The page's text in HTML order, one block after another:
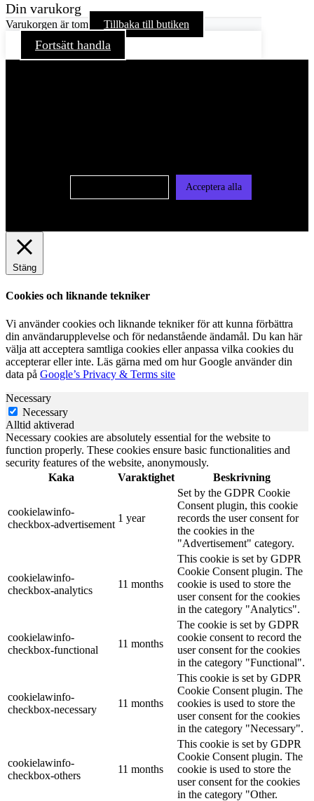
Din varukorg
Varukorgen är tom Tillbaka till butiken
Fortsätt handla
Acceptera alla
Stäng
Cookies och liknande tekniker
Vi använder cookies och liknande tekniker för att kunna förbättra
din användarupplevelse och för nedanstående ändamål. Du kan här
välja att acceptera samtliga cookies eller anpassa vilka cookies du
accepterar eller inte. Läs gärna med om hur Google använder din
data på Google’s Privacy & Terms site
Necessary
Necessary
Alltid aktiverad
Necessary cookies are absolutely essential for the website to
function properly. These cookies ensure basic functionalities and
security features of the website, anonymously.
Kaka
Varaktighet Beskrivning
cookielawinfo-
checkbox-advertisement
1 year
Set by the GDPR Cookie
Consent plugin, this cookie
records the user consent for
the cookies in the
"Advertisement" category.
cookielawinfo-
checkbox-analytics
11 months
This cookie is set by GDPR
Cookie Consent plugin. The
cookie is used to store the
user consent for the cookies
in the category "Analytics".
cookielawinfo-
checkbox-functional
11 months
The cookie is set by GDPR
cookie consent to record the
user consent for the cookies
in the category "Functional".
cookielawinfo-
checkbox-necessary
11 months
This cookie is set by GDPR
Cookie Consent plugin. The
cookies is used to store the
user consent for the cookies
in the category "Necessary".
cookielawinfo-
checkbox-others
11 months
This cookie is set by GDPR
Cookie Consent plugin. The
cookie is used to store the
user consent for the cookies
in the category "Other.